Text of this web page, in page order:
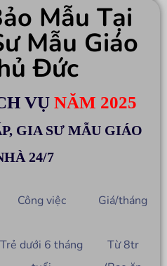
Mẫu Tại
Mẫu Giáo
Đức
VỤ NĂM 2025
GIA SƯ MẪU GIÁO
24/7
Công việc Giá/tháng
Trẻ dưới 6 tháng
Từ 8tr